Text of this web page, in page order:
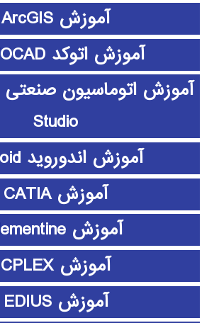
آموزش ArcGIS
آموزش اتوکد AUTOCAD
Studio
آموزش اندوروید android
آموزش CATIA
آموزش clementine
آموزش CPLEX
آموزش EDIUS